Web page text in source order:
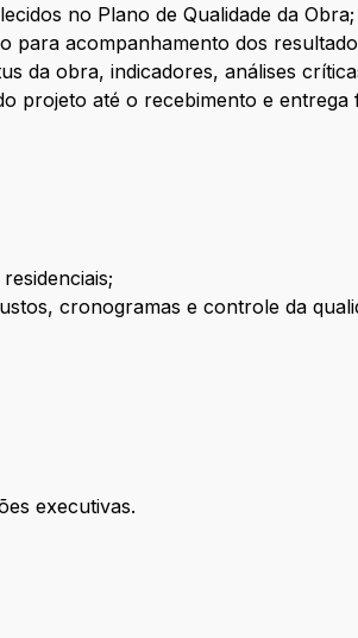
no Plano de Qualidade da Obra;
para acompanhamento dos
da obra, indicadores, análises
projeto até o recebimento e entrega
cronogramas e controle da
executivas.